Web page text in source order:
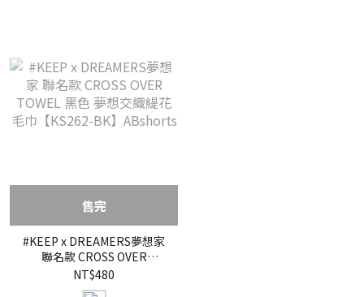
售完
#KEEP x DREAMERS夢想家
聯名款 CROSS OVER
TOWEL 黑色 夢想交織緹花
毛巾【KS262-BK】
NT$480